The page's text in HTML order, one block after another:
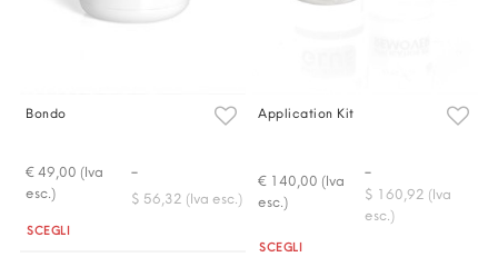
Bondo
€ 49,00 (Iva
esc.)
-
$ 56,32 (Iva esc.)
Quantità
SCEGLI
Application Kit
€ 140,00 (Iva
esc.)
-
$ 160,92 (Iva
esc.)
Quantità
SCEGLI